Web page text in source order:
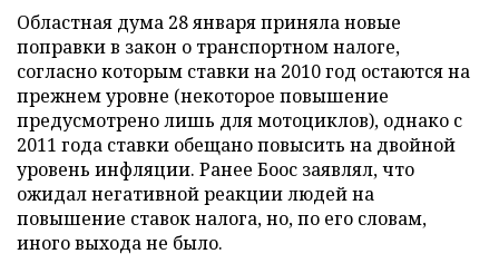
Областная дума 28 января приняла новые
поправки в закон о транспортном налоге,
согласно которым ставки на 2010 год остаются на
прежнем уровне (некоторое повышение
предусмотрено лишь для мотоциклов), однако с
2011 года ставки обещано повысить на двойной
уровень инфляции. Ранее Боос заявлял, что
ожидал негативной реакции людей на
повышение ставок налога, но, по его словам,
иного выхода не было.